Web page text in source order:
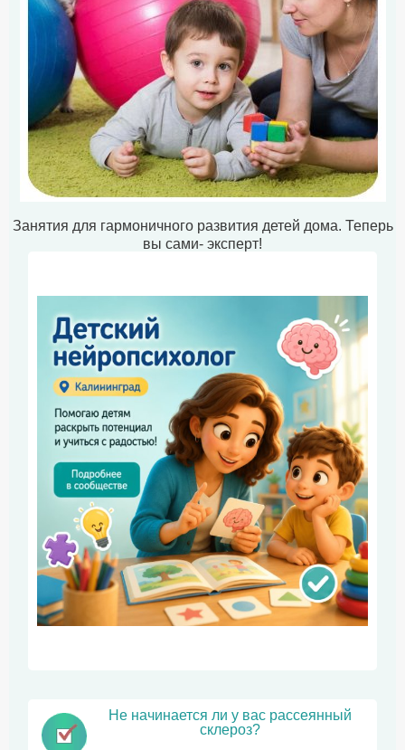
Занятия для гармоничного развития детей дома. Теперь
вы сами- эксперт!
Не начинается ли у вас рассеянный
склероз?